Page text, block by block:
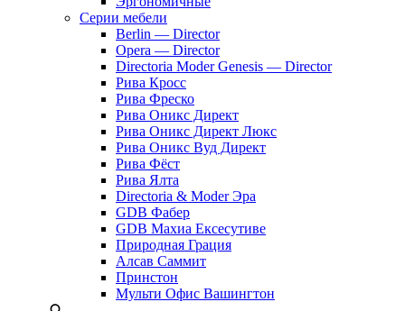
Серии мебели
Berlin — Director
Opera — Director
Directoria Moder Genesis — Director
Рива Кросс
Рива Фреско
Рива Оникс Директ
Рива Оникс Директ Люкс
Рива Оникс Вуд Директ
Рива Фёст
Рива Ялта
Directoria & Moder Эра
GDB Фабер
GDB Махиа Ексесутиве
Природная Грация
Алсав Саммит
Принстон
Мульти Офис Вашингтон